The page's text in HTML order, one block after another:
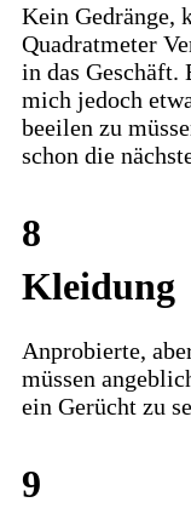
Kein Gedränge,
Quadratmeter
in das
mich jedoch
beeilen zu
schon die
8
Kleidung
Anprobierte,
müssen
ein Gerücht zu
9